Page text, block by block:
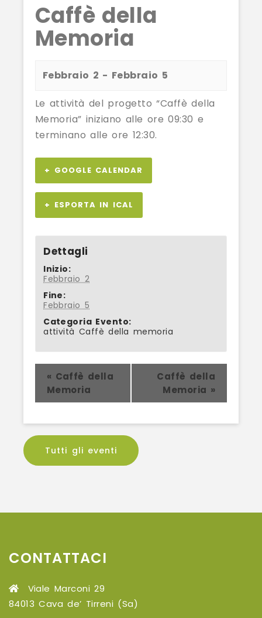
Caffè della
Memoria
Febbraio 2 - Febbraio 5
Le attività del progetto “Caffè della
Memoria” iniziano alle ore 09:30 e
terminano alle ore 12:30.
+ GOOGLE CALENDAR
+ ESPORTA IN ICAL
Dettagli
Inizio:
Febbraio 2
Fine:
Febbraio 5
Categoria Evento:
attività Caffè della memoria
Evento
Navigation
« Caffè della
Memoria
Caffè della
Memoria »
Tutti gli eventi
CONTATTACI
Viale Marconi 29
84013 Cava de’ Tirreni (Sa)